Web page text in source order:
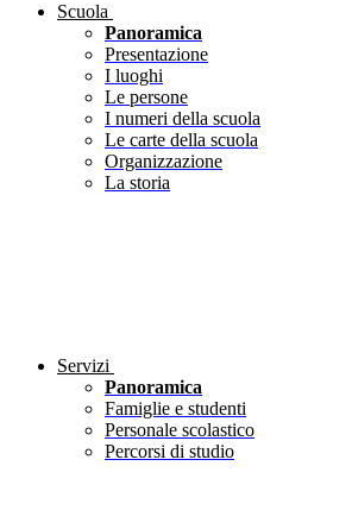
Scuola
Panoramica
Presentazione
I luoghi
Le persone
I numeri della scuola
Le carte della scuola
Organizzazione
La storia
Servizi
Panoramica
Famiglie e studenti
Personale scolastico
Percorsi di studio